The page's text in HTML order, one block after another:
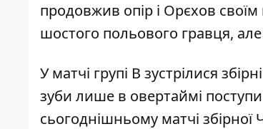
продовжив опір і Орєхов
шостого польового гравця,
У матчі групі В зустрілися
зуби лише в овертаймі
сьогоднішньому матчі збірної